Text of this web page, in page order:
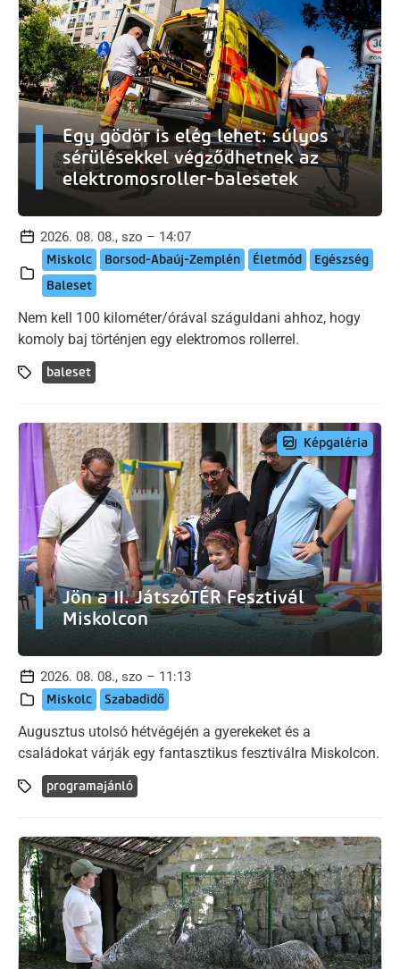
Egy gödör is elég lehet: súlyos
sérülésekkel végződhetnek az
elektromosroller-balesetek
2026. 08. 08., szo – 14:07
Miskolc Borsod-Abaúj-Zemplén Életmód
Egészség
Baleset
Nem kell 100 kilométer/órával száguldani ahhoz, hogy
komoly baj történjen egy elektromos rollerrel.
baleset
Képgaléria
Jön a II. JátszóTÉR Fesztivál
Miskolcon
2026. 08. 08., szo – 11:13
Miskolc Szabadidő
Augusztus utolsó hétvégéjén a gyerekeket és a
családokat várják egy fantasztikus fesztiválra Miskolcon.
programajánló